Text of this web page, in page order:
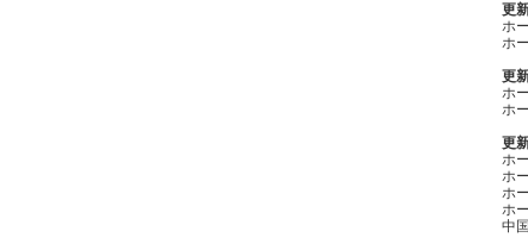
更
ホ
ホ
更
ホ
ホ
更
ホ
ホ
ホ
ホ
中